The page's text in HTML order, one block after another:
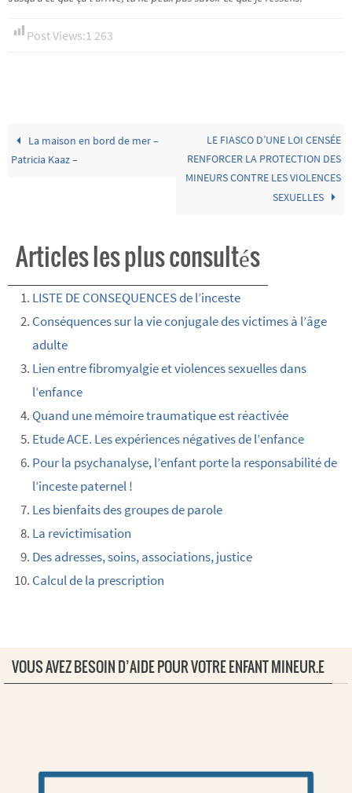
Post Views:1 263
La maison en bord de mer –
Patricia Kaaz –
LE FIASCO D’UNE LOI CENSÉE
RENFORCER LA PROTECTION DES
MINEURS CONTRE LES VIOLENCES
SEXUELLES
Articles les plus consultés
LISTE DE CONSEQUENCES de l’inceste
Conséquences sur la vie conjugale des victimes à l’âge
adulte
Lien entre fibromyalgie et violences sexuelles dans
l’enfance
Quand une mémoire traumatique est réactivée
Etude ACE. Les expériences négatives de l’enfance
Pour la psychanalyse, l’enfant porte la responsabilité de
l’inceste paternel !
Les bienfaits des groupes de parole
La revictimisation
Des adresses, soins, associations, justice
Calcul de la prescription
VOUS AVEZ BESOIN D’AIDE POUR VOTRE ENFANT MINEUR.E